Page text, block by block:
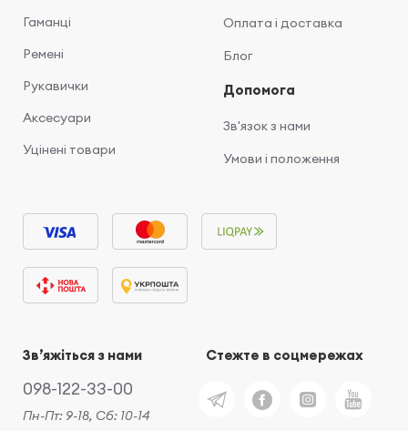
Гаманці
Ремені
Рукавички
Аксесуари
Уцінені товари
Оплата і доставка
Блог
Допомога
Зв'язок з нами
Умови і положення
Звʼяжіться з нами
098-122-33-00
Пн-Пт: 9-18, Сб: 10-14
Стежте в соцмережах